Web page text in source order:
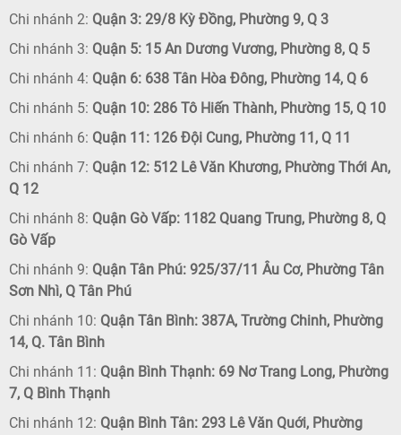
Chi nhánh 2: Quận 3: 29/8 Kỳ Đồng, Phường 9, Q 3
Chi nhánh 3: Quận 5: 15 An Dương Vương, Phường 8, Q 5
Chi nhánh 4: Quận 6: 638 Tân Hòa Đông, Phường 14, Q 6
Chi nhánh 5: Quận 10: 286 Tô Hiến Thành, Phường 15, Q 10
Chi nhánh 6: Quận 11: 126 Đội Cung, Phường 11, Q 11
Chi nhánh 7: Quận 12: 512 Lê Văn Khương, Phường Thới An,
Q 12
Chi nhánh 8: Quận Gò Vấp: 1182 Quang Trung, Phường 8, Q
Gò Vấp
Chi nhánh 9: Quận Tân Phú: 925/37/11 Âu Cơ, Phường Tân
Sơn Nhì, Q Tân Phú
Chi nhánh 10: Quận Tân Bình: 387A, Trường Chinh, Phường
14, Q. Tân Bình
Chi nhánh 11: Quận Bình Thạnh: 69 Nơ Trang Long, Phường
7, Q Bình Thạnh
Chi nhánh 12: Quận Bình Tân: 293 Lê Văn Quới, Phường